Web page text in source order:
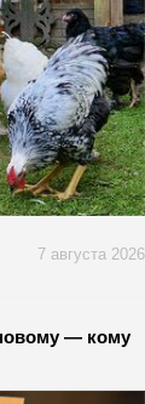
7 августа 2026
— кому